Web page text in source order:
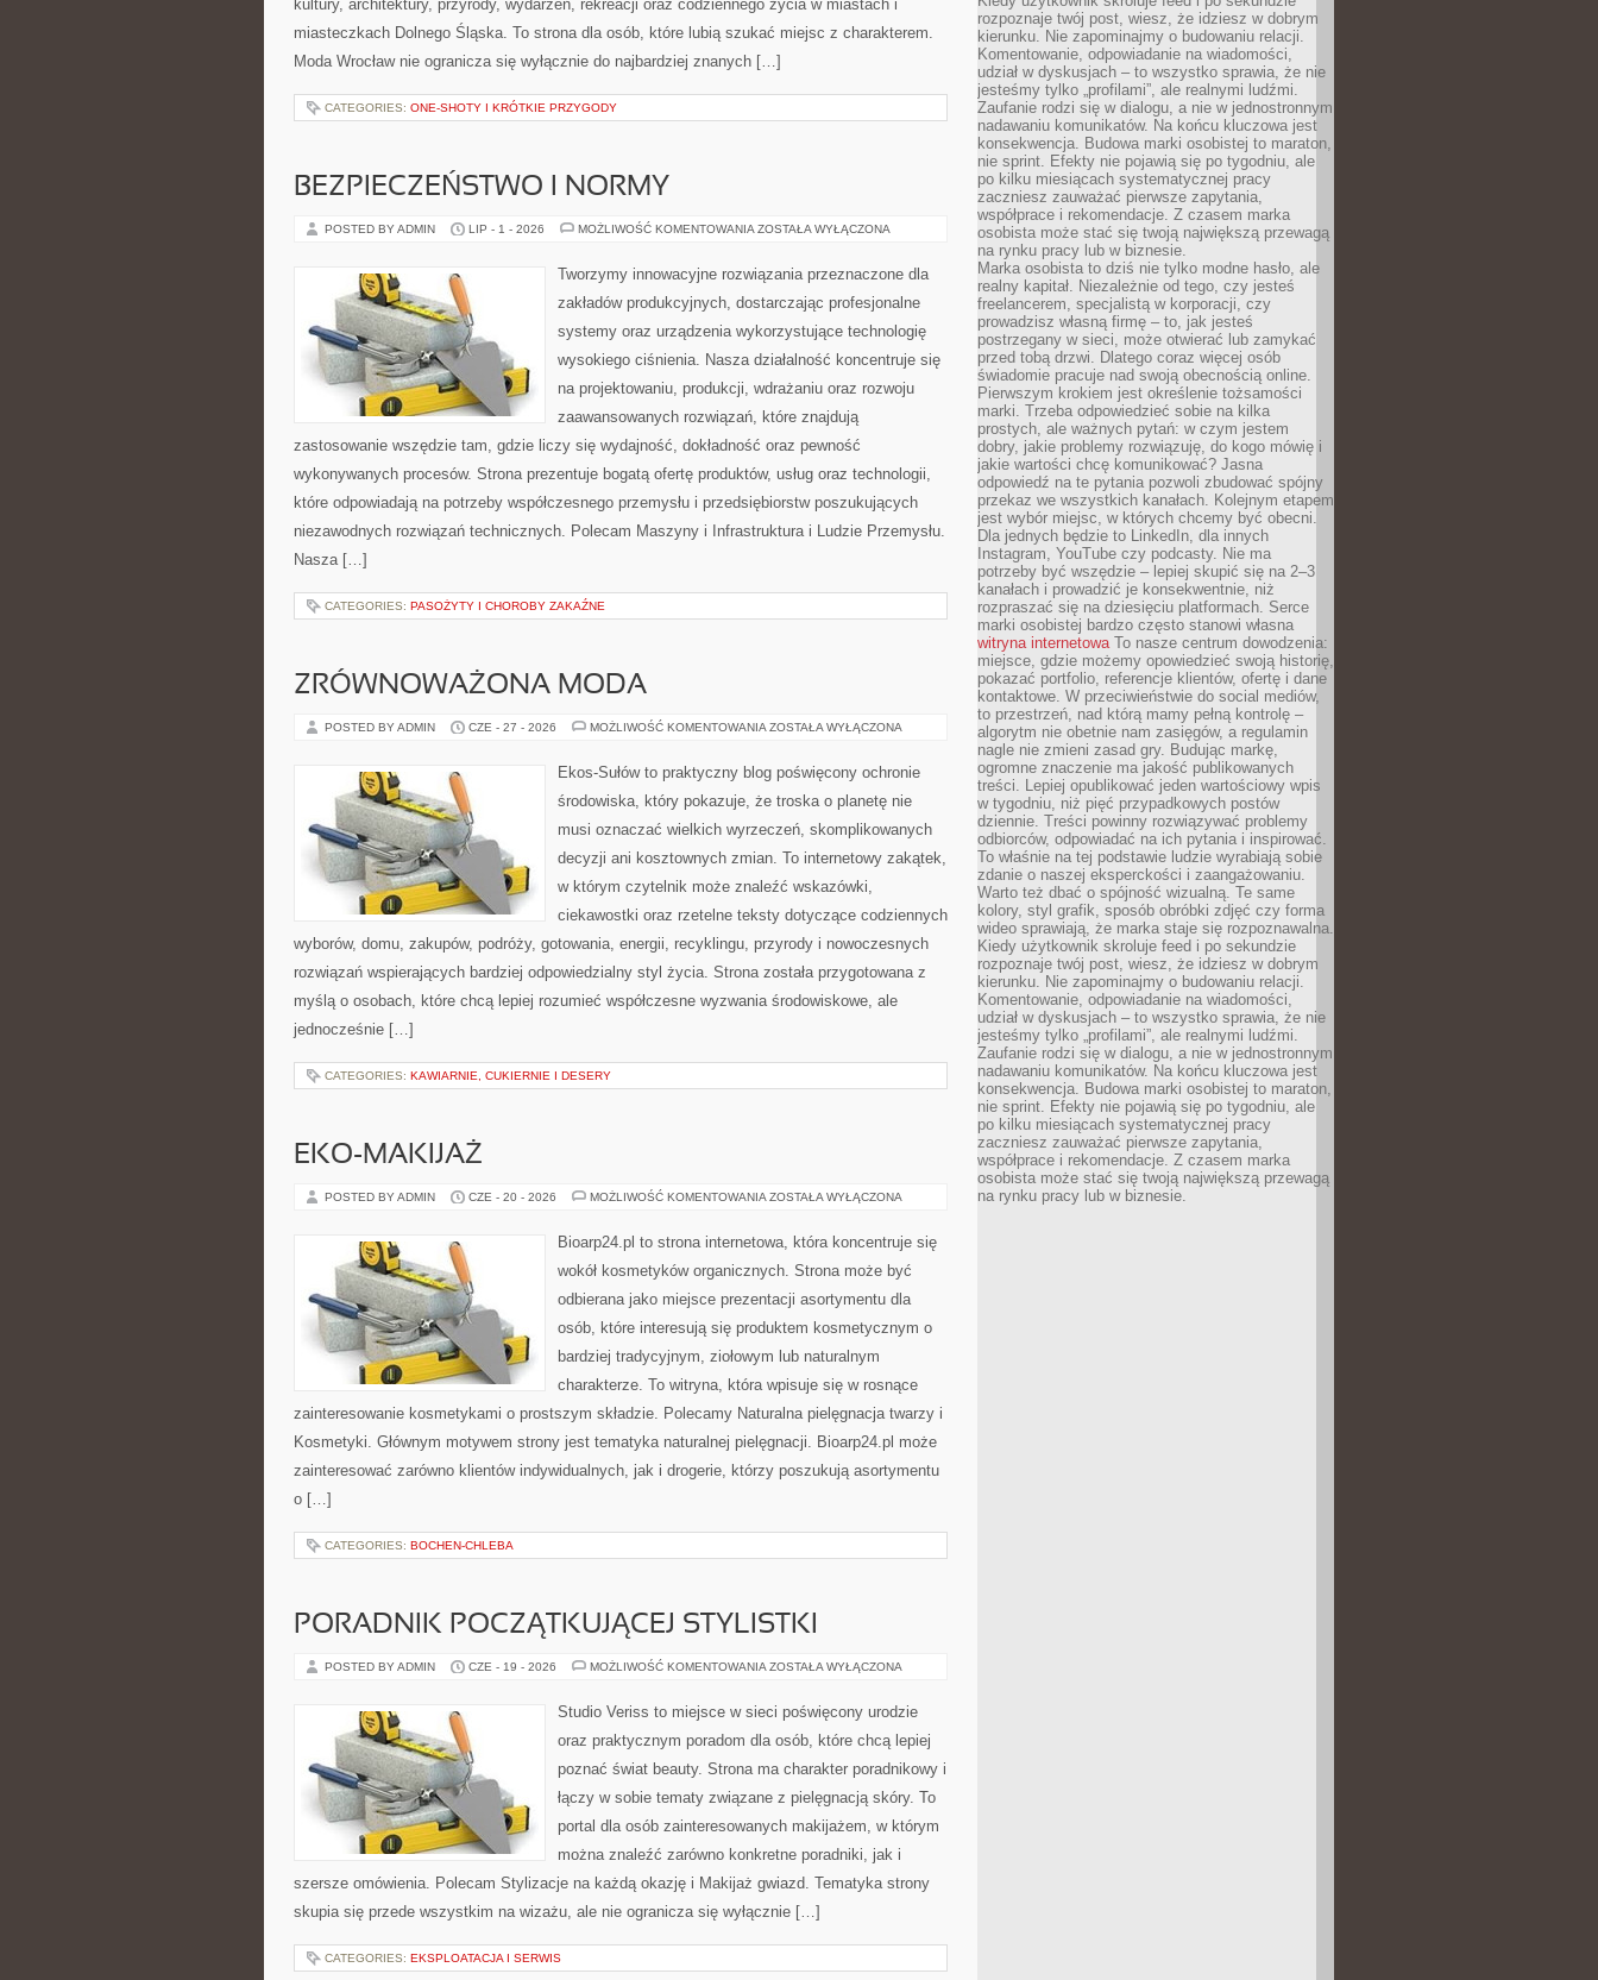
kultury, architektury, przyrody, wydarzeń, rekreacji oraz codziennego życia w miastach i
miasteczkach Dolnego Śląska. To strona dla osób, które lubią szukać miejsc z charakterem.
Moda Wrocław nie ogranicza się wyłącznie do najbardziej znanych […]
CATEGORIES: ONE-SHOTY I KRÓTKIE PRZYGODY
BEZPIECZEŃSTWO I NORMY
POSTED BY ADMIN LIP - 1 - 2026 MOŻLIWOŚĆ KOMENTOWANIA BEZPIECZEŃSTWO
ZOSTAŁA WYŁĄCZONA
Tworzymy innowacyjne rozwiązania przeznaczone dla
zakładów produkcyjnych, dostarczając profesjonalne
systemy oraz urządzenia wykorzystujące technologię
wysokiego ciśnienia. Nasza działalność koncentruje się
na projektowaniu, produkcji, wdrażaniu oraz rozwoju
zaawansowanych rozwiązań, które znajdują
zastosowanie wszędzie tam, gdzie liczy się wydajność, dokładność oraz pewność
wykonywanych procesów. Strona prezentuje bogatą ofertę produktów, usług oraz technologii,
które odpowiadają na potrzeby współczesnego przemysłu i przedsiębiorstw poszukujących
niezawodnych rozwiązań technicznych. Polecam Maszyny i Infrastruktura i Ludzie Przemysłu.
Nasza […]
CATEGORIES: PASOŻYTY I CHOROBY ZAKAŹNE
ZRÓWNOWAŻONA MODA
POSTED BY ADMIN CZE - 27 - 2026 MOŻLIWOŚĆ KOMENTOWANIA ZRÓWNOWAŻONA
ZOSTAŁA WYŁĄCZONA
Ekos-Sułów to praktyczny blog poświęcony ochronie
środowiska, który pokazuje, że troska o planetę nie
musi oznaczać wielkich wyrzeczeń, skomplikowanych
decyzji ani kosztownych zmian. To internetowy zakątek,
w którym czytelnik może znaleźć wskazówki,
ciekawostki oraz rzetelne teksty dotyczące codziennych
wyborów, domu, zakupów, podróży, gotowania, energii, recyklingu, przyrody i nowoczesnych
rozwiązań wspierających bardziej odpowiedzialny styl życia. Strona została przygotowana z
myślą o osobach, które chcą lepiej rozumieć współczesne wyzwania środowiskowe, ale
jednocześnie […]
CATEGORIES: KAWIARNIE, CUKIERNIE I DESERY
EKO-MAKIJAŻ
POSTED BY ADMIN CZE - 20 - 2026 MOŻLIWOŚĆ KOMENTOWANIA EKO-
ZOSTAŁA WYŁĄCZONA
Bioarp24.pl to strona internetowa, która koncentruje się
wokół kosmetyków organicznych. Strona może być
odbierana jako miejsce prezentacji asortymentu dla
osób, które interesują się produktem kosmetycznym o
bardziej tradycyjnym, ziołowym lub naturalnym
charakterze. To witryna, która wpisuje się w rosnące
zainteresowanie kosmetykami o prostszym składzie. Polecamy Naturalna pielęgnacja twarzy i
Kosmetyki. Głównym motywem strony jest tematyka naturalnej pielęgnacji. Bioarp24.pl może
zainteresować zarówno klientów indywidualnych, jak i drogerie, którzy poszukują asortymentu
o […]
CATEGORIES: BOCHEN-CHLEBA
PORADNIK POCZĄTKUJĄCEJ STYLISTKI
POSTED BY ADMIN CZE - 19 - 2026 MOŻLIWOŚĆ KOMENTOWANIA PORADNIK
ZOSTAŁA WYŁĄCZONA
Studio Veriss to miejsce w sieci poświęcony urodzie
oraz praktycznym poradom dla osób, które chcą lepiej
poznać świat beauty. Strona ma charakter poradnikowy i
łączy w sobie tematy związane z pielęgnacją skóry. To
portal dla osób zainteresowanych makijażem, w którym
można znaleźć zarówno konkretne poradniki, jak i
szersze omówienia. Polecam Stylizacje na każdą okazję i Makijaż gwiazd. Tematyka strony
skupia się przede wszystkim na wizażu, ale nie ogranicza się wyłącznie […]
CATEGORIES: EKSPLOATACJA I SERWIS
rozpoznaje twój post, wiesz, że idziesz w dobrym
kierunku. Nie zapominajmy o budowaniu relacji.
Komentowanie, odpowiadanie na wiadomości,
udział w dyskusjach – to wszystko sprawia, że nie
jesteśmy tylko „profilami”, ale realnymi ludźmi.
Zaufanie rodzi się w dialogu, a nie w jednostronnym
nadawaniu komunikatów. Na końcu kluczowa jest
konsekwencja. Budowa marki osobistej to maraton,
nie sprint. Efekty nie pojawią się po tygodniu, ale
po kilku miesiącach systematycznej pracy
zaczniesz zauważać pierwsze zapytania,
współprace i rekomendacje. Z czasem marka
osobista może stać się twoją największą przewagą
na rynku pracy lub w biznesie.
Marka osobista to dziś nie tylko modne hasło, ale
realny kapitał. Niezależnie od tego, czy jesteś
freelancerem, specjalistą w korporacji, czy
prowadzisz własną firmę – to, jak jesteś
postrzegany w sieci, może otwierać lub zamykać
przed tobą drzwi. Dlatego coraz więcej osób
świadomie pracuje nad swoją obecnością online.
Pierwszym krokiem jest określenie tożsamości
marki. Trzeba odpowiedzieć sobie na kilka
prostych, ale ważnych pytań: w czym jestem
dobry, jakie problemy rozwiązuję, do kogo mówię i
jakie wartości chcę komunikować? Jasna
odpowiedź na te pytania pozwoli zbudować spójny
przekaz we wszystkich kanałach. Kolejnym etapem
jest wybór miejsc, w których chcemy być obecni.
Dla jednych będzie to LinkedIn, dla innych
Instagram, YouTube czy podcasty. Nie ma
potrzeby być wszędzie – lepiej skupić się na 2–3
kanałach i prowadzić je konsekwentnie, niż
rozpraszać się na dziesięciu platformach. Serce
marki osobistej bardzo często stanowi własna
witryna internetowaTo nasze centrum dowodzenia:
miejsce, gdzie możemy opowiedzieć swoją historię,
pokazać portfolio, referencje klientów, ofertę i dane
kontaktowe. W przeciwieństwie do social mediów,
to przestrzeń, nad którą mamy pełną kontrolę –
algorytm nie obetnie nam zasięgów, a regulamin
nagle nie zmieni zasad gry. Budując markę,
ogromne znaczenie ma jakość publikowanych
treści. Lepiej opublikować jeden wartościowy wpis
w tygodniu, niż pięć przypadkowych postów
dziennie. Treści powinny rozwiązywać problemy
odbiorców, odpowiadać na ich pytania i inspirować.
To właśnie na tej podstawie ludzie wyrabiają sobie
zdanie o naszej eksperckości i zaangażowaniu.
Warto też dbać o spójność wizualną. Te same
kolory, styl grafik, sposób obróbki zdjęć czy forma
wideo sprawiają, że marka staje się rozpoznawalna.
Kiedy użytkownik skroluje feed i po sekundzie
rozpoznaje twój post, wiesz, że idziesz w dobrym
kierunku. Nie zapominajmy o budowaniu relacji.
Komentowanie, odpowiadanie na wiadomości,
udział w dyskusjach – to wszystko sprawia, że nie
jesteśmy tylko „profilami”, ale realnymi ludźmi.
Zaufanie rodzi się w dialogu, a nie w jednostronnym
nadawaniu komunikatów. Na końcu kluczowa jest
konsekwencja. Budowa marki osobistej to maraton,
nie sprint. Efekty nie pojawią się po tygodniu, ale
po kilku miesiącach systematycznej pracy
zaczniesz zauważać pierwsze zapytania,
współprace i rekomendacje. Z czasem marka
osobista może stać się twoją największą przewagą
na rynku pracy lub w biznesie.